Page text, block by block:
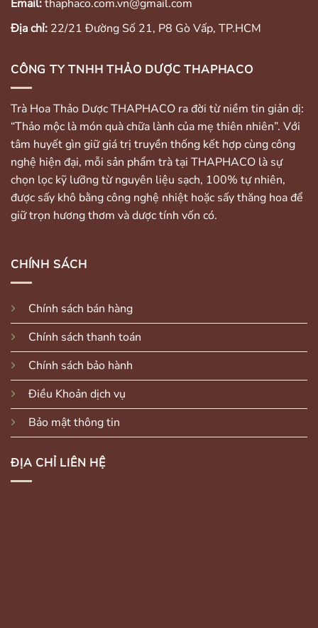
Email:thaphaco.com.vn@gmail.com
Địa chỉ: 22/21 Đường Số 21, P8 Gò Vấp, TP.HCM
CÔNG TY TNHH THẢO DƯỢC THAPHACO
Trà Hoa Thảo Dược THAPHACO ra đời từ niềm tin giản dị:
“Thảo mộc là món quà chữa lành của mẹ thiên nhiên”. Với
tâm huyết gìn giữ giá trị truyền thống kết hợp cùng công
nghệ hiện đại, mỗi sản phẩm trà tại THAPHACO là sự
chọn lọc kỹ lưỡng từ nguyên liệu sạch, 100% tự nhiên,
được sấy khô bằng công nghệ nhiệt hoặc sấy thăng hoa để
giữ trọn hương thơm và dược tính vốn có.
CHÍNH SÁCH
Chính sách bán hàng
Chính sách thanh toán
Chính sách bảo hành
Điều Khoản dịch vụ
Bảo mật thông tin
ĐỊA CHỈ LIÊN HỆ